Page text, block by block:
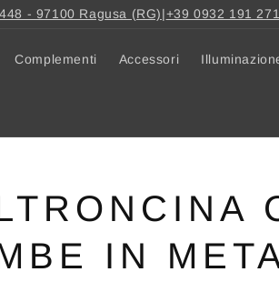
- 97100 Ragusa (RG)|+39 0932 191
Complementi Accessori
IN